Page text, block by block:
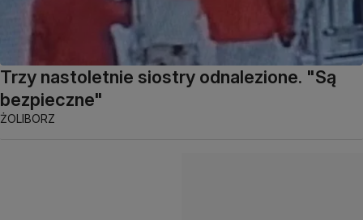
Trzy nastoletnie siostry odnalezione. "Są
bezpieczne"
ŻOLIBORZ